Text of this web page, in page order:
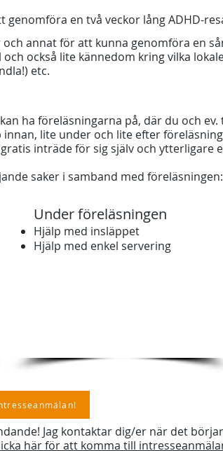
en två veckor lång ADHD-
annat för att kunna genomföra en
också lite kännedom kring vilka
etc.
ha föreläsningarna på, där du och
lite under och lite efter
inträde för sig själv och ytterligare
saker i samband med föreläsningen:
Under föreläsningen
Hjälp med insläppet
Hjälp med enkel servering
Jag kontaktar dig/er när det
här för att komma till